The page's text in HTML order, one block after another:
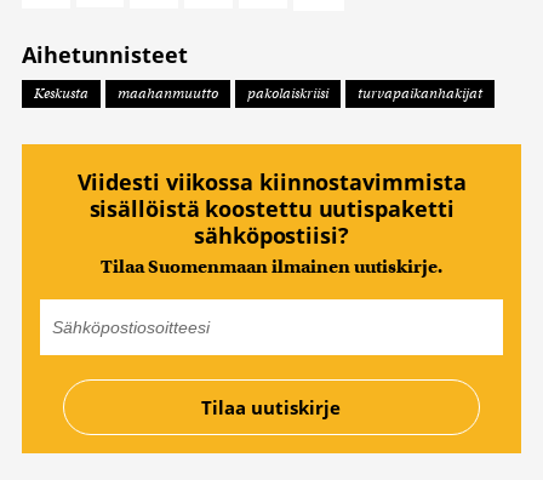
Aihetunnisteet
Keskusta maahanmuutto pakolaiskriisi turvapaikanhakijat
Viidesti viikossa kiinnostavimmista
sisällöistä koostettu uutispaketti
sähköpostiisi?
Tilaa Suomenmaan ilmainen uutiskirje.